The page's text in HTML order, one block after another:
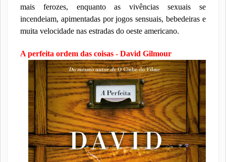
mais ferozes, enquanto as vivências sexuais se
incendeiam, apimentadas por jogos sensuais, bebedeiras e
muita velocidade nas estradas do oeste americano.
A perfeita ordem das coisas - David Gilmour